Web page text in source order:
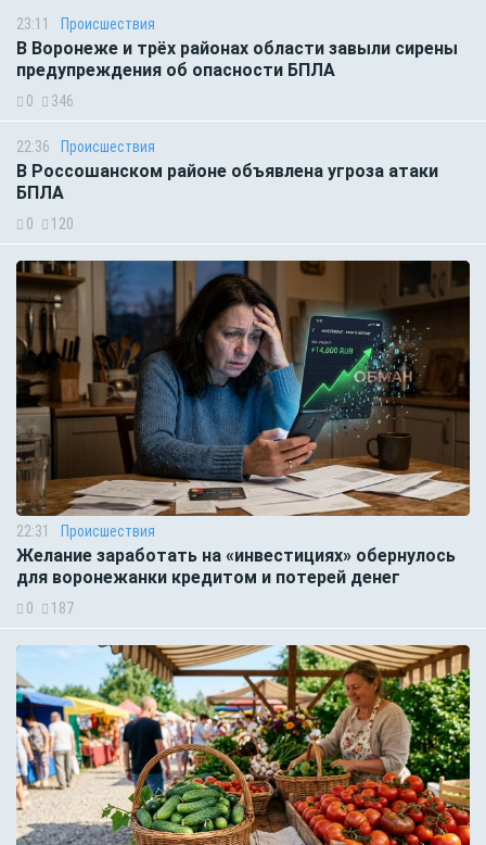
23:11 Происшествия
В Воронеже и трёх районах области завыли сирены
предупреждения об опасности БПЛА
0 346
22:36 Происшествия
В Россошанском районе объявлена угроза атаки
БПЛА
0 120
22:31 Происшествия
Желание заработать на «инвестициях» обернулось
для воронежанки кредитом и потерей денег
0 187